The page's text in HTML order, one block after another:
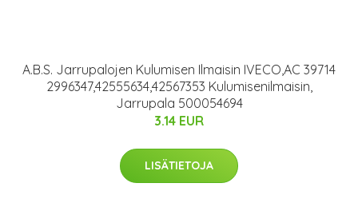
A.B.S. Jarrupalojen Kulumisen Ilmaisin IVECO,AC 39714
2996347,42555634,42567353 Kulumisenilmaisin,
Jarrupala 500054694
3.14 EUR
LISÄTIETOJA